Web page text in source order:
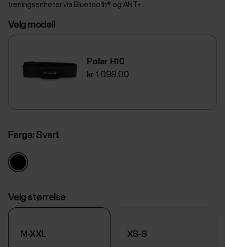
treningsenheter via Bluetooth® og ANT+.
Velg modell
Polar H10
kr 1 099,00
Farge: Svart
Velg størrelse
M-XXL XS-S